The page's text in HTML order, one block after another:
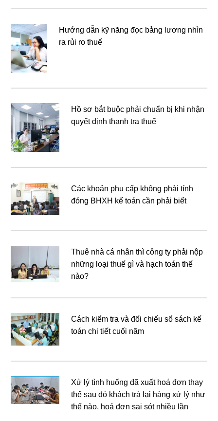
Hướng dẫn kỹ năng đọc bảng lương nhìn
ra rủi ro thuế
Hồ sơ bắt buộc phải chuẩn bị khi nhận
quyết định thanh tra thuế
Các khoản phụ cấp không phải tính
đóng BHXH kế toán cần phải biết
Thuê nhà cá nhân thì công ty phải nộp
những loại thuế gì và hạch toán thế
nào?
Cách kiểm tra và đối chiếu sổ sách kế
toán chi tiết cuối năm
Xử lý tình huống đã xuất hoá đơn thay
thế sau đó khách trả lại hàng xử lý như
thế nào, hoá đơn sai sót nhiều lần